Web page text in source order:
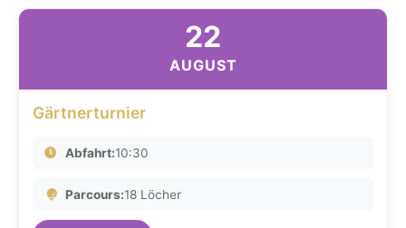
22
AUGUST
Gärtnerturnier
Abfahrt:10:30
Parcours:18 Löcher